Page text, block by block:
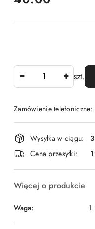
szt.
Zamówienie
Dostępność
i
dostawa
Wysyłka w ciągu:
Cena przesyłki:
Więcej o produkcie
Waga: